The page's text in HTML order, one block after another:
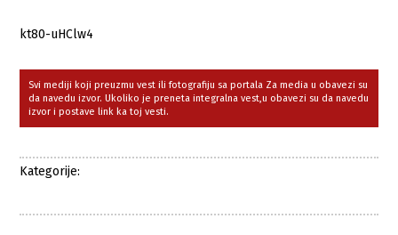
kt80-uHClw4
Svi mediji koji preuzmu vest ili fotografiju sa portala Za media u obavezi su
da navedu izvor. Ukoliko je preneta integralna vest,u obavezi su da navedu
izvor i postave link ka toj vesti.
Kategorije: